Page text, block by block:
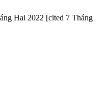
Hai 2022 [cited 7 Tháng